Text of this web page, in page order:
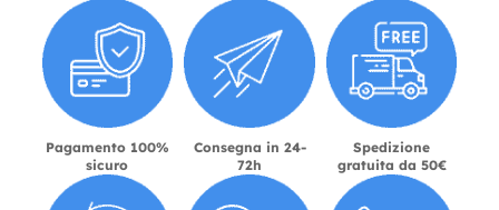
Pagamento 100%
sicuro
Consegna in 24-
72h
Spedizione
gratuita da 50€